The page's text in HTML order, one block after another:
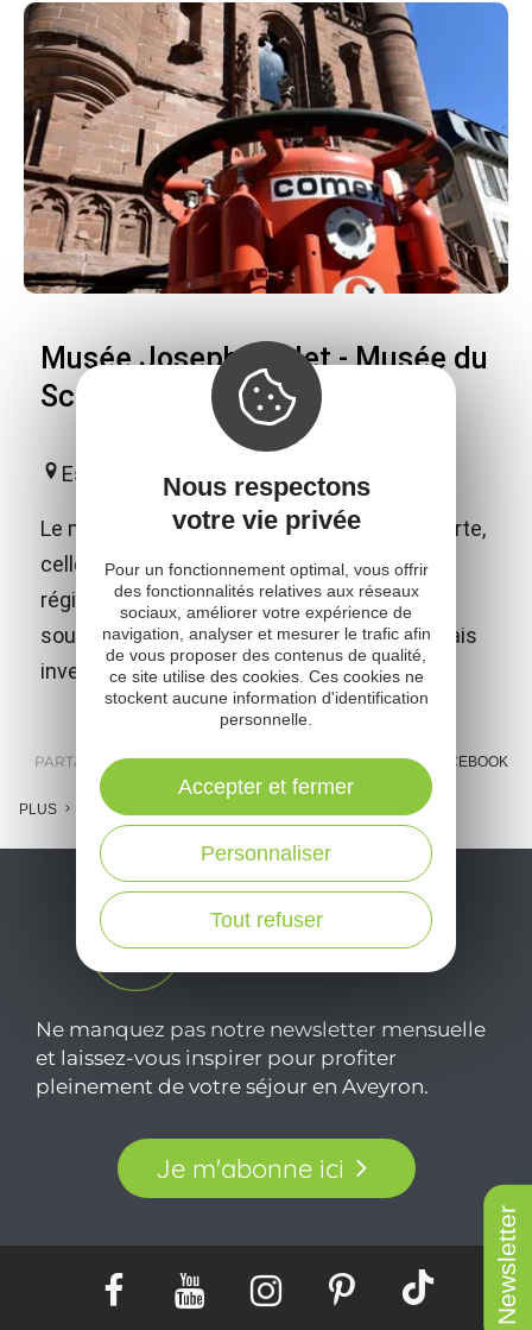
Newsletter
Musée Joseph Vaylet - Musée du
Scaphandre
Espalion
Le musée vous invite à une double découverte,
celle des arts et traditions populaires de la
région et celle de l'histoire de l'exploration
sous-marine, en hommage aux 2 espalionnais
inventeurs du scaphandre autonome.
PARTAGER : E-MAIL MESSENGER FACEBOOK
PLUS
Ne manquez pas notre newsletter mensuelle
et laissez-vous inspirer pour profiter
pleinement de votre séjour en Aveyron.
Je m'abonne ici
Nous respectons
votre vie privée
Pour un fonctionnement optimal, vous offrir
des fonctionnalités relatives aux réseaux
sociaux, améliorer votre expérience de
navigation, analyser et mesurer le trafic afin
de vous proposer des contenus de qualité,
ce site utilise des cookies. Ces cookies ne
stockent aucune information d'identification
personnelle.
Tout refuser
Personnaliser
Accepter et fermer